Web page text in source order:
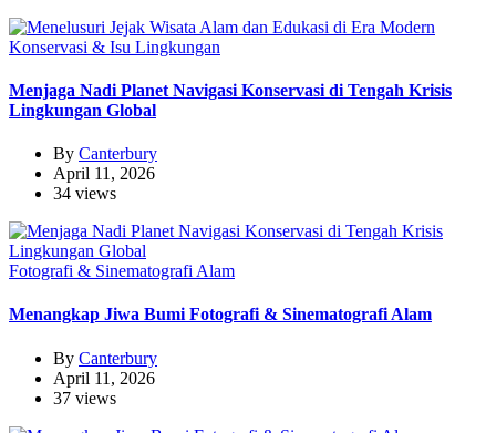
Konservasi & Isu Lingkungan
Menjaga Nadi Planet Navigasi Konservasi di Tengah Krisis
Lingkungan Global
By Canterbury
April 11, 2026
34 views
Fotografi & Sinematografi Alam
Menangkap Jiwa Bumi Fotografi & Sinematografi Alam
By Canterbury
April 11, 2026
37 views